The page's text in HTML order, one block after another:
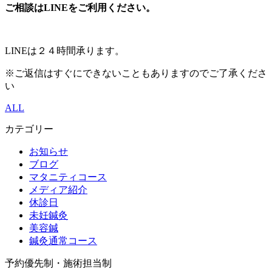
ご相談はLINEをご利用ください。
LINEは２４時間承ります。
※ご返信はすぐにできないこともありますのでご了承くださ
い
ALL
カテゴリー
お知らせ
ブログ
マタニティコース
メディア紹介
休診日
未妊鍼灸
美容鍼
鍼灸通常コース
予約優先制・施術担当制